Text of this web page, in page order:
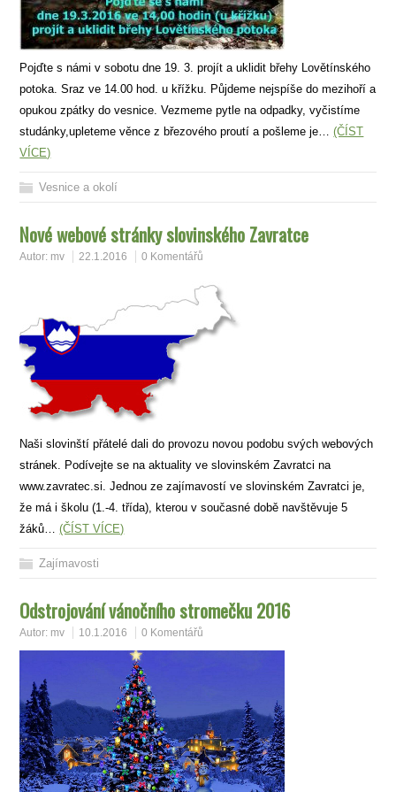
Pojďte s námi v sobotu dne 19. 3. projít a uklidit břehy Lovětínského
potoka. Sraz ve 14.00 hod. u křížku. Půjdeme nejspíše do mezihoří a
opukou zpátky do vesnice. Vezmeme pytle na odpadky, vyčistíme
studánky,upleteme věnce z březového proutí a pošleme je…(ČÍST
VÍCE)
Vesnice a okolí
Nové webové stránky slovinského Zavratce
Autor: mv 22.1.2016 0 Komentářů
Naši slovinští přátelé dali do provozu novou podobu svých webových
stránek. Podívejte se na aktuality ve slovinském Zavratci na
www.zavratec.si. Jednou ze zajímavostí ve slovinském Zavratci je,
že má i školu (1.-4. třída), kterou v současné době navštěvuje 5
žáků…(ČÍST VÍCE)
Zajímavosti
Odstrojování vánočního stromečku 2016
Autor: mv 10.1.2016 0 Komentářů